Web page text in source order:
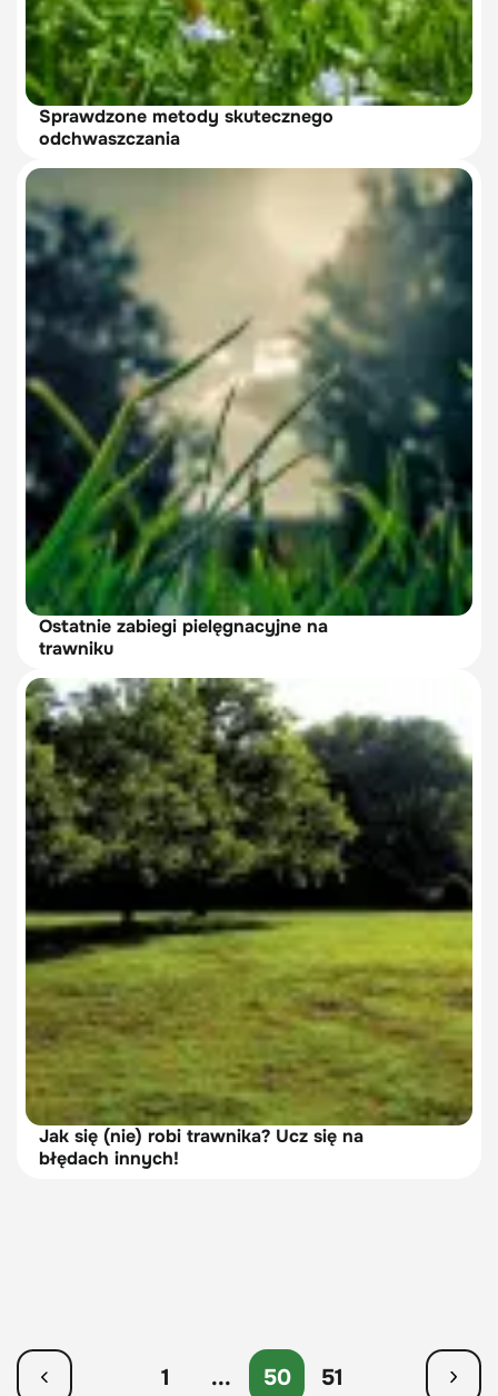
Sprawdzone metody skutecznego
odchwaszczania
Ostatnie zabiegi pielęgnacyjne na
trawniku
Jak się (nie) robi trawnika? Ucz się na
błędach innych!
1 ... 50 51